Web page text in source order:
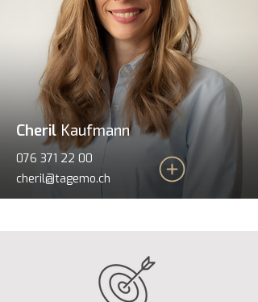
Cheril Kaufmann
076 371 22 00
cheril@tagemo.ch